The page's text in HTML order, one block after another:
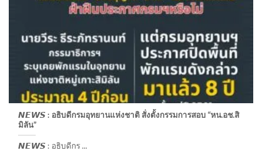
𝙉𝙀𝙒𝙎 : อธิบดีกรมอุทยานแห่งชาติ​ สั่งตั้งกรรมการสอบ “หน.อช.สิ
มิลัน”
𝙉𝙀𝙒𝙎 : อธิบดีกร ...